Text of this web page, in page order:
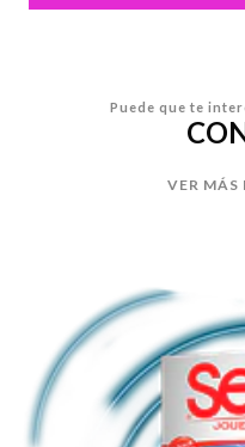
Puede que te
VER MÁS